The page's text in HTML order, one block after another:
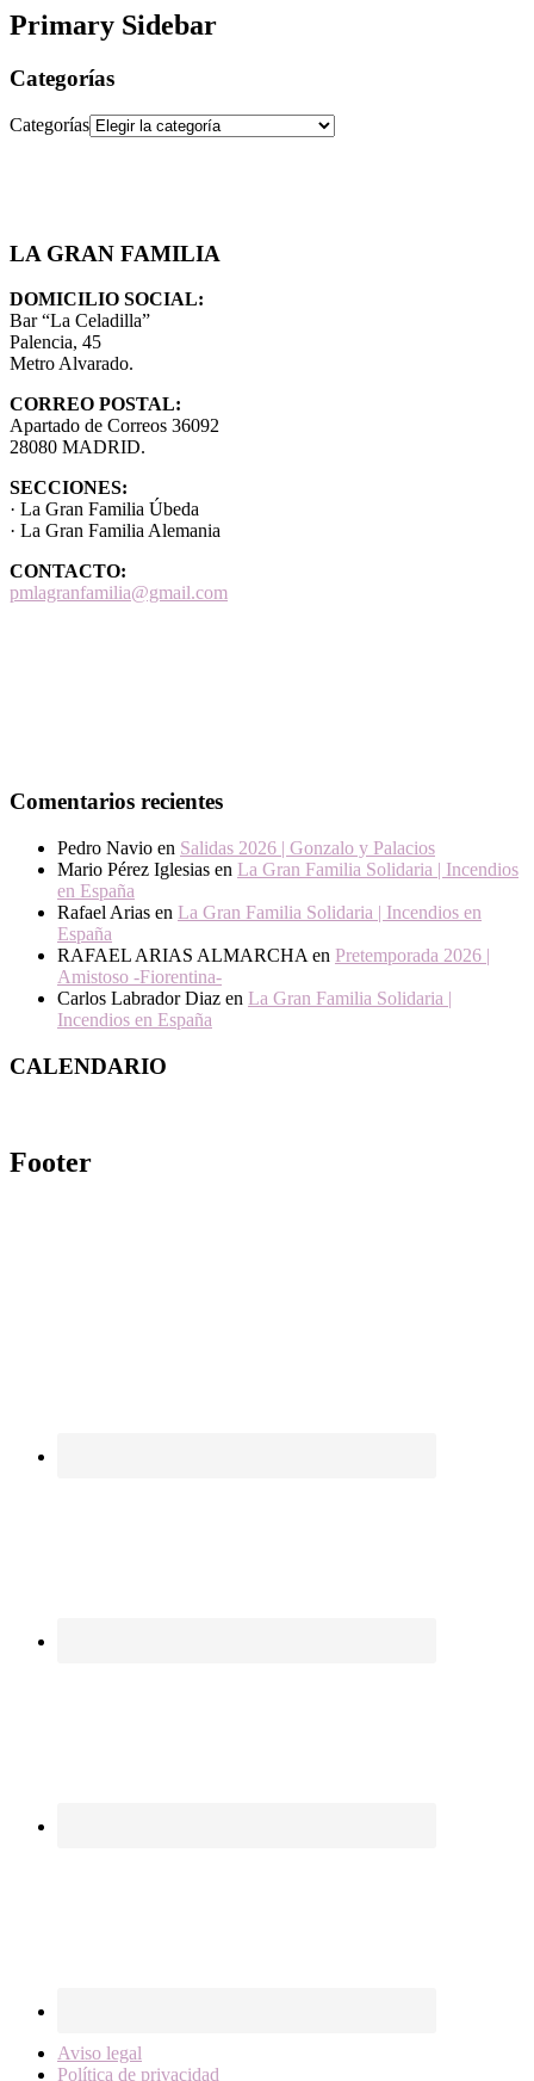
Primary Sidebar
Categorías
Categorías
LA GRAN FAMILIA
DOMICILIO SOCIAL:
Bar “La Celadilla”
Palencia, 45
Metro Alvarado.
CORREO POSTAL:
Apartado de Correos 36092
28080 MADRID.
SECCIONES:
· La Gran Familia Úbeda
· La Gran Familia Alemania
CONTACTO:
pmlagranfamilia@gmail.com
Comentarios recientes
Pedro Navio en Salidas 2026 | Gonzalo y Palacios
Mario Pérez Iglesias en La Gran Familia Solidaria | Incendios
en España
Rafael Arias en La Gran Familia Solidaria | Incendios en
España
RAFAEL ARIAS ALMARCHA en Pretemporada 2026 |
Amistoso -Fiorentina-
Carlos Labrador Diaz en La Gran Familia Solidaria |
Incendios en España
CALENDARIO
Footer
Aviso legal
Política de privacidad